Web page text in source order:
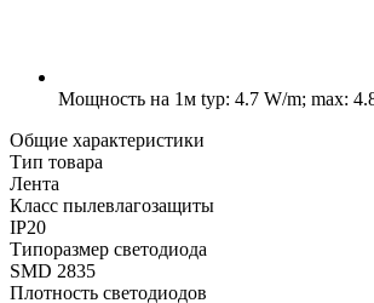
Мощность на 1м typ: 4.7 W/m; max:
Общие характеристики
Тип товара
Лента
Класс пылевлагозащиты
IP20
Типоразмер светодиода
SMD 2835
Плотность светодиодов